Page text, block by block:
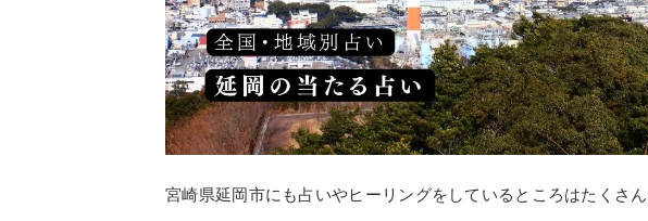
宮崎県延岡市にも占いやヒーリングをしているところはたくさん